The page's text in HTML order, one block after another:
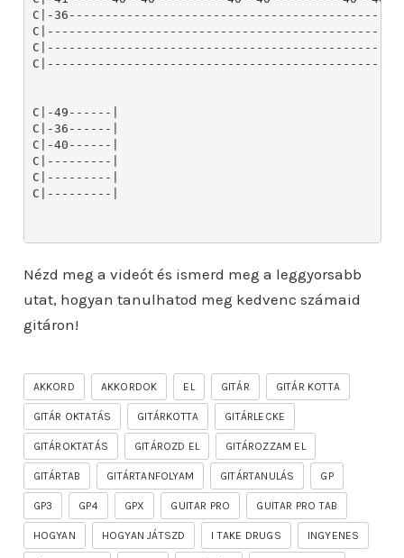
Nézd meg a videót és ismerd meg a leggyorsabb
utat, hogyan tanulhatod meg kedvenc számaid
gitáron!
AKKORD AKKORDOK EL GITÁR GITÁR KOTTA
GITÁR OKTATÁS GITÁRKOTTA GITÁRLECKE
GITÁROKTATÁS GITÁROZD EL GITÁROZZAM EL
GITÁRTAB GITÁRTANFOLYAM GITÁRTANULÁS GP
GP3 GP4 GPX GUITAR PRO GUITAR PRO TAB
HOGYAN HOGYAN JÁTSZD I TAKE DRUGS INGYENES